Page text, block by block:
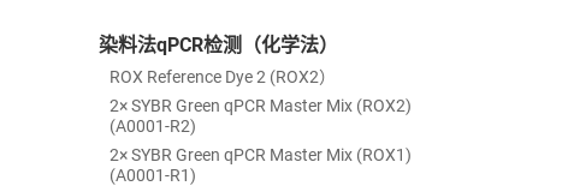
染料法qPCR检测（化学法）
ROX Reference Dye 2 (ROX2）
2× SYBR Green qPCR Master Mix (ROX2)
(A0001-R2)
2× SYBR Green qPCR Master Mix (ROX1)
(A0001-R1)